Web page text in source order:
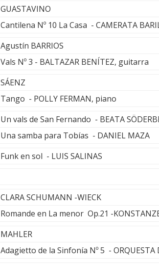
GUASTAVINO
Cantilena Nº 10 La Casa - CAMERATA
Agustín BARRIOS
Vals Nº 3 - BALTAZAR BENÍTEZ, guitarra
SÁENZ
Tango - POLLY FERMAN, piano
Un vals de San Fernando - BEATA
Una samba para Tobías - DANIEL MAZA
Funk en sol - LUIS SALINAS
CLARA SCHUMANN -WIECK
Romande en La menor Op.21 -
MAHLER
Adagietto de la Sinfonía Nº 5 - ORQUESTA